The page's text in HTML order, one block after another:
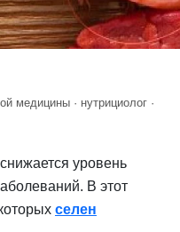
медицины · нутрициолог ·
уровень
В этот
селен